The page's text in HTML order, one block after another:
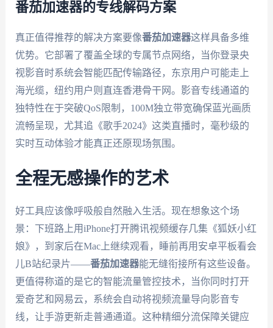
番茄加速器的专线解码方案
真正值得推荐的解决方案要像番茄加速器这样具备多维
优势。它部署了覆盖全球的专属节点网络，当你登录央
视影音时系统会智能匹配传输路径，东京用户可能走上
海光缆，纽约用户则直连香港骨干网。影音专线通道的
独特性在于突破QoS限制，100M独立带宽确保蓝光画质
流畅呈现，尤其追《歌手2024》这类直播时，毫秒级的
实时互动体验才能真正还原现场氛围。
全程无感操作的艺术
好工具应该像呼吸般自然融入生活。现在想象这个场
景：下班路上用iPhone打开腾讯视频缓存几集《狐妖小红
娘》，到家后在Mac上继续观看，睡前再用安卓平板看会
儿B站纪录片——番茄加速器能无缝衔接所有这些设备。
更值得称道的是它的智能流量管控技术，当你同时打开
爱奇艺和网易云，系统会自动将视频流量导向影音专
线，让手游更新走普通通道。这种精细分流保障关键应